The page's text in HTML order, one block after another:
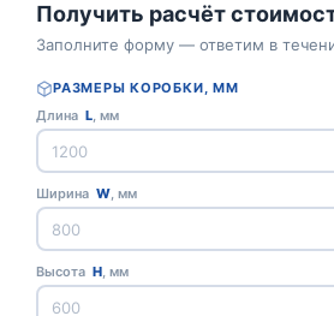
Получить расчёт
Заполните форму — ответим в
РАЗМЕРЫ КОРОБКИ, ММ
Длина L, мм
Ширина W, мм
Высота H, мм